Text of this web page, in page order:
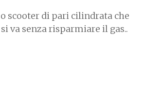
o scooter di pari cilindrata che
va senza risparmiare il gas..